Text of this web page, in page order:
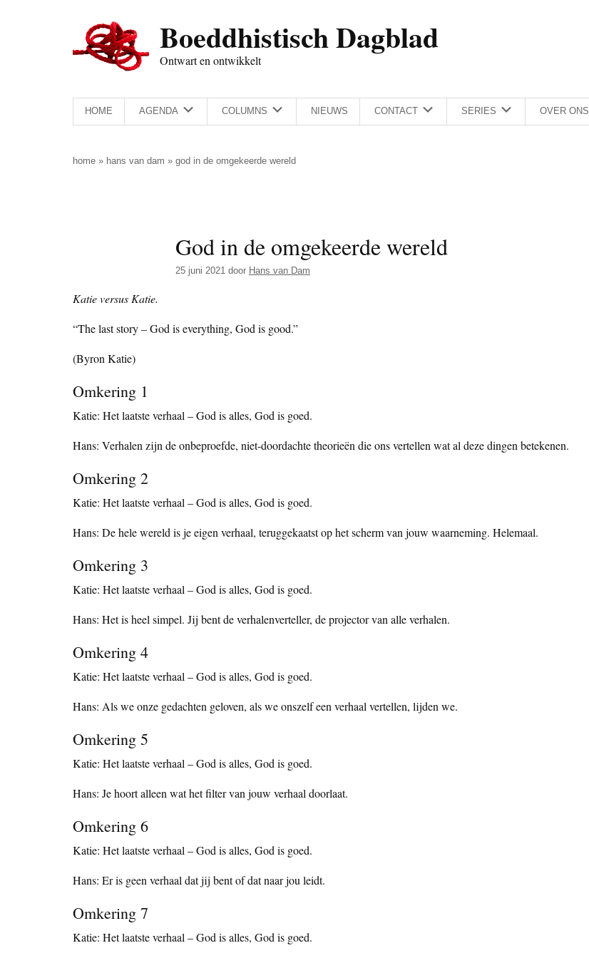
Boeddhistisch Dagblad
Ontwart en ontwikkelt
HOME AGENDA COLUMNS NIEUWS CONTACT SERIES OVER ONS
home » hans van dam » god in de omgekeerde wereld
God in de omgekeerde wereld
25 juni 2021 door Hans van Dam
Katie versus Katie.
“The last story – God is everything, God is good.”
(Byron Katie)
Omkering 1
Katie: Het laatste verhaal – God is alles, God is goed.
Hans: Verhalen zijn de onbeproefde, niet-doordachte theorieën die ons vertellen wat al deze dingen betekenen.
Omkering 2
Katie: Het laatste verhaal – God is alles, God is goed.
Hans: De hele wereld is je eigen verhaal, teruggekaatst op het scherm van jouw waarneming. Helemaal.
Omkering 3
Katie: Het laatste verhaal – God is alles, God is goed.
Hans: Het is heel simpel. Jij bent de verhalenverteller, de projector van alle verhalen.
Omkering 4
Katie: Het laatste verhaal – God is alles, God is goed.
Hans: Als we onze gedachten geloven, als we onszelf een verhaal vertellen, lijden we.
Omkering 5
Katie: Het laatste verhaal – God is alles, God is goed.
Hans: Je hoort alleen wat het filter van jouw verhaal doorlaat.
Omkering 6
Katie: Het laatste verhaal – God is alles, God is goed.
Hans: Er is geen verhaal dat jij bent of dat naar jou leidt.
Omkering 7
Katie: Het laatste verhaal – God is alles, God is goed.